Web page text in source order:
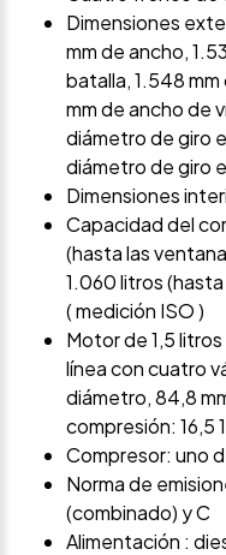
Dimensiones
mm de ancho,
batalla, 1.548
mm de ancho de
diámetro de giro
diámetro de giro
Dimensiones
Capacidad del
(hasta las
1.060 litros
( medición ISO )
Motor de 1,5
línea con cuatro
diámetro, 84,8
compresión: 16,5
Compresor: uno
Norma de
(combinado) y C
Alimentación :